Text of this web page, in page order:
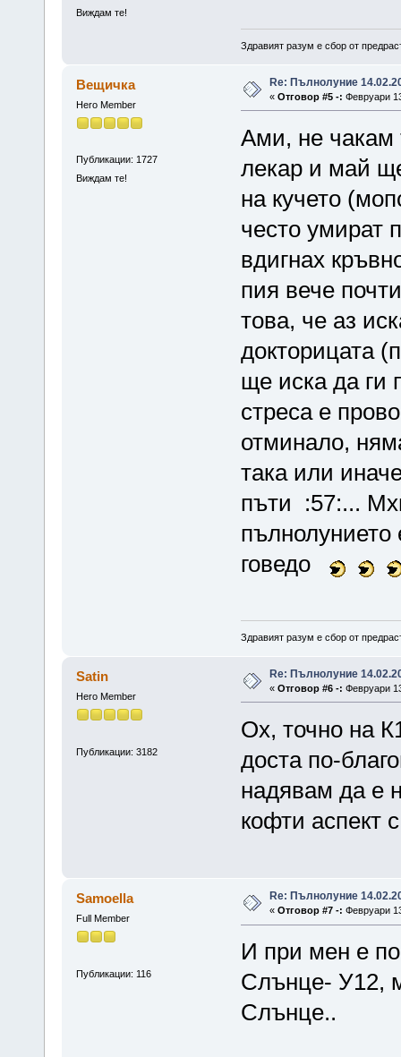
Виждам те!
Здравият разум е сбор от
Вещичка
Hero Member
Публикации: 1727
Виждам те!
Re: Пълнолуние
« Отговор #5 -: Февруари
Ами, не чакам
лекар и май
на кучето
често умират
вдигнах
пия вече
това, че аз
докторицата
ще иска да ги
стреса е
отминало,
така или
пъти :57:...
говедо
Здравият разум е сбор от
Satin
Hero Member
Публикации: 3182
Re: Пълнолуние
« Отговор #6 -: Февруари
Ох, точно на
доста по-
надявам да е
кофти аспект
Samoella
Full Member
Публикации: 116
Re: Пълнолуние
« Отговор #7 -: Февруари
И при мен е
Слънце- У12,
Слънце..